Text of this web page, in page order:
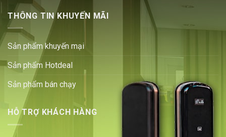
THÔNG TIN KHUYẾN MÃI
Sản phẩm khuyến mại
Sản phẩm Hotdeal
Sản phẩm bán chạy
HỖ TRỢ KHÁCH HÀNG